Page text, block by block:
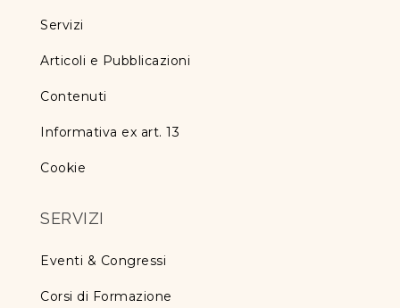
Servizi
Articoli e Pubblicazioni
Contenuti
Informativa ex art. 13
Cookie
SERVIZI
Eventi & Congressi
Corsi di Formazione